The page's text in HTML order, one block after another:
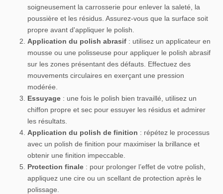
soigneusement la carrosserie pour enlever la saleté, la
poussière et les résidus. Assurez-vous que la surface soit
propre avant d'appliquer le polish.
Application du polish abrasif : utilisez un applicateur en
mousse ou une polisseuse pour appliquer le polish abrasif
sur les zones présentant des défauts. Effectuez des
mouvements circulaires en exerçant une pression
modérée.
Essuyage : une fois le polish bien travaillé, utilisez un
chiffon propre et sec pour essuyer les résidus et admirer
les résultats.
Application du polish de finition : répétez le processus
avec un polish de finition pour maximiser la brillance et
obtenir une finition impeccable.
Protection finale : pour prolonger l’effet de votre polish,
appliquez une cire ou un scellant de protection après le
polissage.